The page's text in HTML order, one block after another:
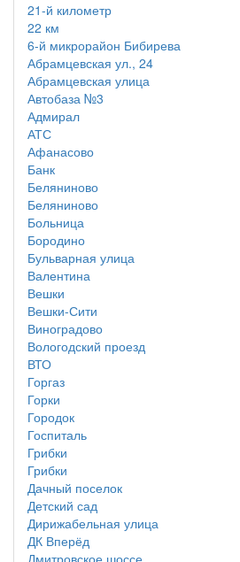
21-й километр
22 км
6-й микрорайон Бибирева
Абрамцевская ул., 24
Абрамцевская улица
Автобаза №3
Адмирал
АТС
Афанасово
Банк
Беляниново
Беляниново
Больница
Бородино
Бульварная улица
Валентина
Вешки
Вешки-Сити
Виноградово
Вологодский проезд
ВТО
Горгаз
Горки
Городок
Госпиталь
Грибки
Грибки
Дачный поселок
Детский сад
Дирижабельная улица
ДК Вперёд
Дмитровское шоссе